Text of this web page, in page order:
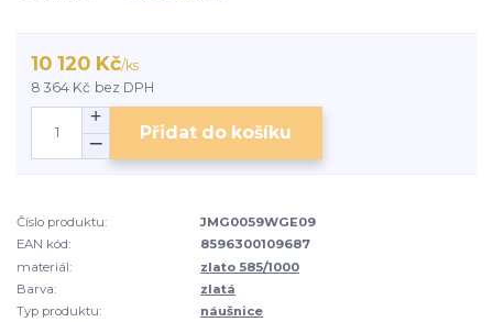
10 120 Kč/ks
8 364 Kč bez DPH
Přidat do košíku
Číslo produktu:
JMG0059WGE09
EAN kód:
8596300109687
materiál:
zlato 585/1000
Barva:
zlatá
Typ produktu:
náušnice